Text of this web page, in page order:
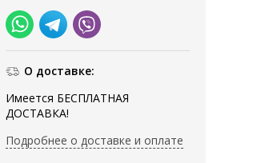
О доставке:
Имеется БЕСПЛАТНАЯ
ДОСТАВКА!
Подробнее о доставке и оплате